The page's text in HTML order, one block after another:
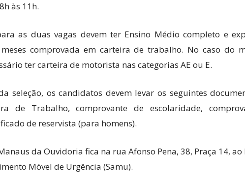
às 11h.
as duas vagas devem ter Ensino Médio completo e
comprovada em carteira de trabalho. No caso do
ter carteira de motorista nas categorias AE ou E.
seleção, os candidatos devem levar os seguintes
de Trabalho, comprovante de escolaridade,
de reservista (para homens).
da Ouvidoria fica na rua Afonso Pena, 38, Praça 14,
Móvel de Urgência (Samu).